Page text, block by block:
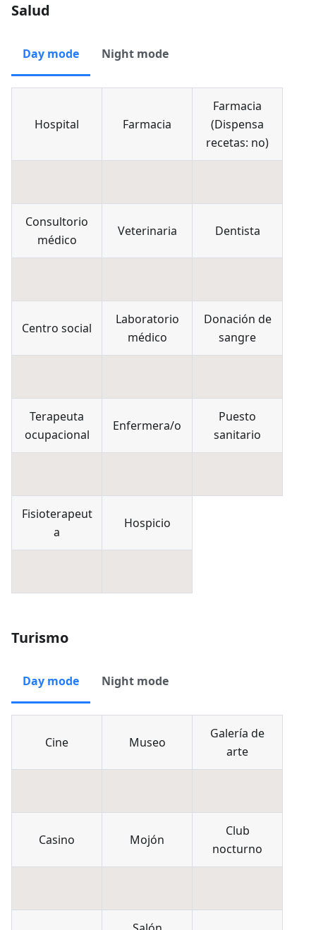
Salud
Day mode Night mode
Hospital Farmacia
Farmacia
(Dispensa
recetas: no)
Consultorio
médico
Veterinaria Dentista
Centro social
Laboratorio
médico
Donación de
sangre
Terapeuta
ocupacional
Enfermera/o
Puesto
sanitario
Fisioterapeut
a
Hospicio
Turismo
Day mode Night mode
Cine Museo
Galería de
arte
Casino Mojón
Club
nocturno